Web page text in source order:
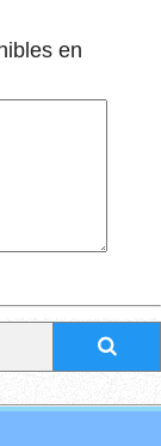
en